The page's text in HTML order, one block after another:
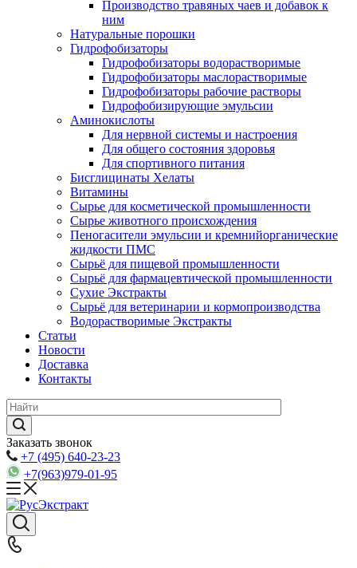
Производство травяных чаев и добавок к
ним
Натуральные порошки
Гидрофобизаторы
Гидрофобизаторы водорастворимые
Гидрофобизаторы маслорастворимые
Гидрофобизаторы рабочие растворы
Гидрофобизирующие эмульсии
Аминокислоты
Для нервной системы и настроения
Для общего состояния здоровья
Для спортивного питания
Бисглицинаты Хелаты
Витамины
Сырье для косметической промышленности
Сырье животного происхождения
Пеногасители эмульсии и кремнийорганические
жидкости ПМС
Сырьё для пищевой промышленности
Сырьё для фармацевтической промышленности
Сухие Экстракты
Сырьё для ветеринарии и кормопроизводства
Водорастворимые Экстракты
Статьи
Новости
Доставка
Контакты
Заказать звонок
+7 (495) 640-23-23
+7(963)979-01-95